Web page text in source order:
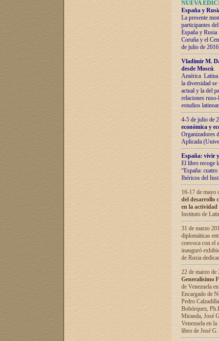
NUEVA
España y
La presente
participantes
España y
Coruña y el
de julio de
Vladímir М.
desde Moscú.
América Latina
la diversidad
actual у lа del
relaciones
estudios
4-5 de julio de
económica y
Organizadores
Aplicada
España: vivir
El libro recoge
“España:
Ibéricos del
16-17 de mayo
del desarrollo
en la
Instituto de
31 de marzo
diplomáticas
convoca con el
inauguró
de Rusia
22 de marzo
Generalísimo
de Venezuela
Encargado de
Pedro
Bohórquez,
Miranda, José
Venezuela en
libro de José